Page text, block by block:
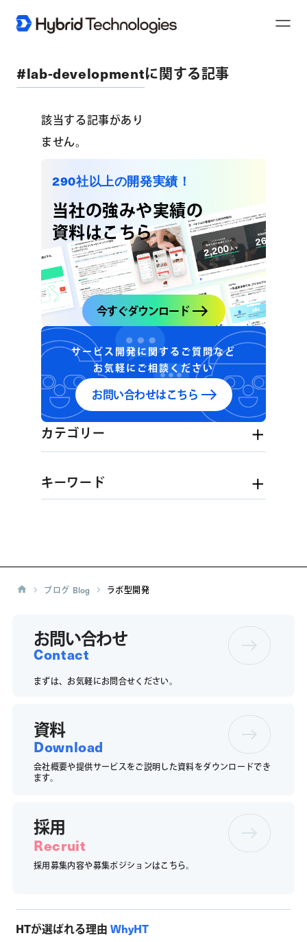
#lab-developmentに関する記事
該当する記事があり
ません。
290社以上の開発実績！
当社の強みや実績の
資料はこちら
今すぐダウンロード
サービス開発に関するご質問など
お気軽にご相談ください
お問い合わせはこちら
カテゴリー
キーワード
ブログ Blog ラボ型開発
お問い合わせ
Contact
まずは、お気軽にお問合せください。
資料
Download
会社概要や提供サービスをご説明した資料をダウンロードでき
ます。
採用
Recruit
採用募集内容や募集ポジションはこちら。
HTが選ばれる理由 WhyHT